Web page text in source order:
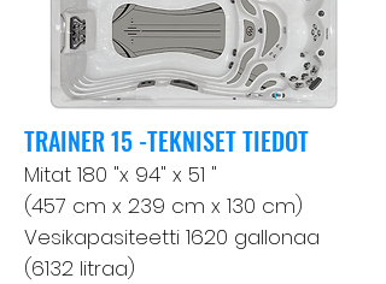
TRAINER 15 -TEKNISET TIEDOT
Mitat 180 "x 94" x 51 "
(457 cm x 239 cm x 130 cm)
Vesikapasiteetti 1620 gallonaa
(6132 litraa)